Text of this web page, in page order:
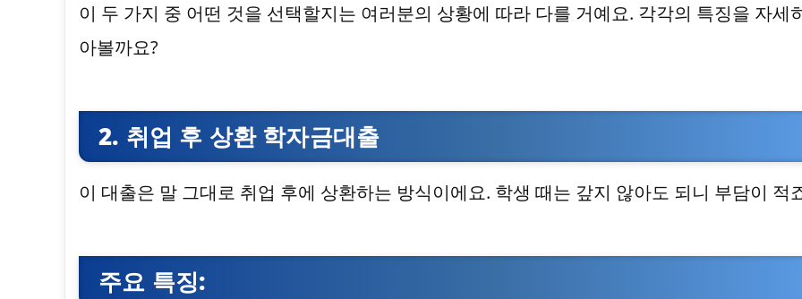
이 두 가지 중 어떤 것을 선택할지는 여러분의 상황에 따라 다를 거예요. 각각의 특징을 자세
아볼까요?
2. 취업 후 상환 학자금대출
이 대출은 말 그대로 취업 후에 상환하는 방식이에요. 학생 때는 갚지 않아도 되니 부담이 적
주요 특징: